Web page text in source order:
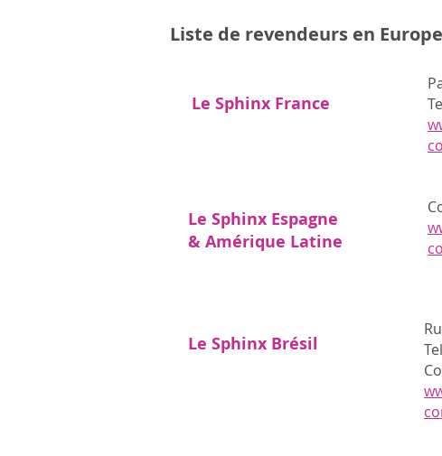
Liste de revendeurs en
Le Sphinx France
Le Sphinx Espagne
& Amérique Latine
Le Sphinx Brésil